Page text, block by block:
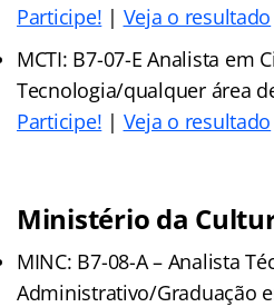
Participe! | Veja o resultado
MCTI: B7-07-E Analista em
Tecnologia/qualquer área
Participe! | Veja o resultado
Ministério da
MINC: B7-08-A – Analista
Administrativo/Graduação